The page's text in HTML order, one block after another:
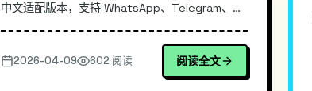
中文适配版本，支持 WhatsApp、Telegram、
插件化架构设计、消息路由机制，以及如何通过
CLI 和 Dashboard 在 10 分钟内完成部署。对比传
统多平台对接方案，OpenClaw 凭借每小时上游同
2026-04-09 602 阅读 阅读全文